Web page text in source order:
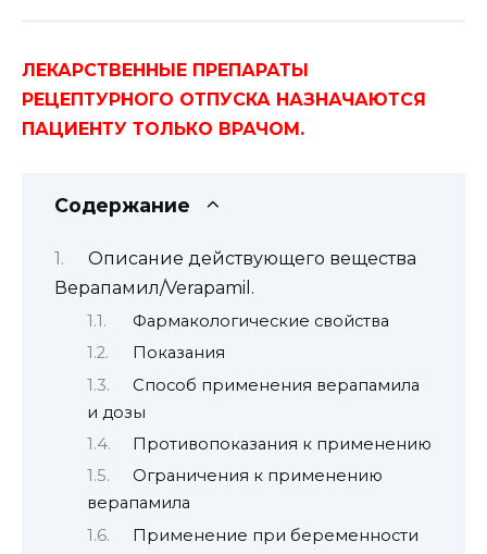
ЛЕКАРСТВЕННЫЕ ПРЕПАРАТЫ
РЕЦЕПТУРНОГО ОТПУСКА НАЗНАЧАЮТСЯ
ПАЦИЕНТУ ТОЛЬКО ВРАЧОМ.
Содержание
Описание действующего вещества
Верапамил/Verapamil.
Фармакологические свойства
Показания
Способ применения верапамила
и дозы
Противопоказания к применению
Ограничения к применению
верапамила
Применение при беременности